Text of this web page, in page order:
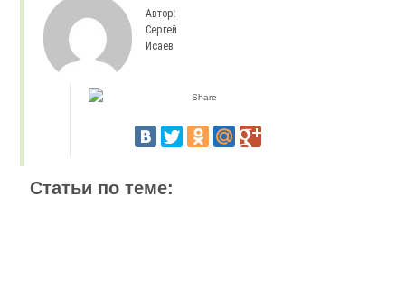
Автор:
Сергей
Исаев
Статьи по теме: